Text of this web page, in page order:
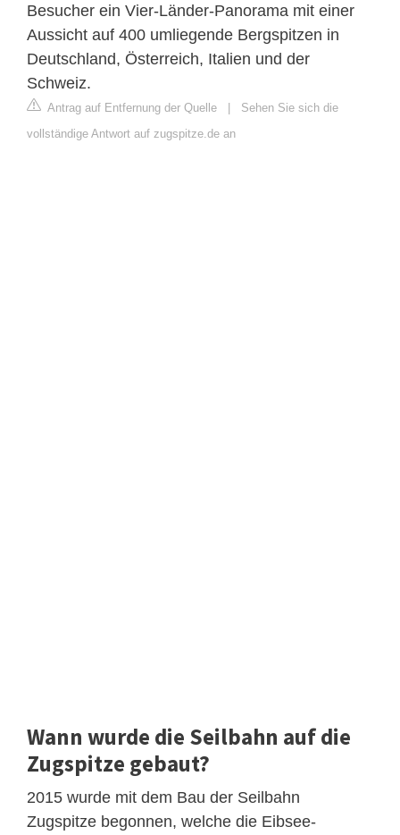
Besucher ein Vier-Länder-Panorama mit einer
Aussicht auf 400 umliegende Bergspitzen in
Deutschland, Österreich, Italien und der
Schweiz.
Antrag auf Entfernung der Quelle | Sehen Sie sich die
vollständige Antwort auf zugspitze.de an
Wann wurde die Seilbahn auf die
Zugspitze gebaut?
2015 wurde mit dem Bau der Seilbahn
Zugspitze begonnen, welche die Eibsee-